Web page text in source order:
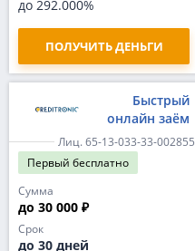
до 292.000%
ПОЛУЧИТЬ ДЕНЬГИ
Быстрый
онлайн заём
Лиц. 65-13-033-33-002855
Первый бесплатно
Сумма
до 30 000 ₽
Срок
до 30 дней